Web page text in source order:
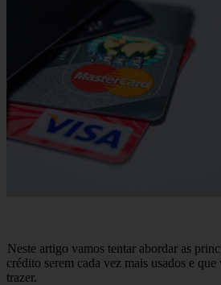
Neste artigo vamos tentar abordar as
crédito serem cada vez mais usados e
trazer.